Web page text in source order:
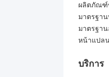
ผลิตภัณฑ์
มาตรฐาน
มาตรฐาน
หน้าแปลน
บริการ